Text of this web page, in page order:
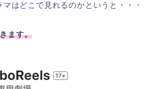
はどこで見れるのかというと・・・
ます。